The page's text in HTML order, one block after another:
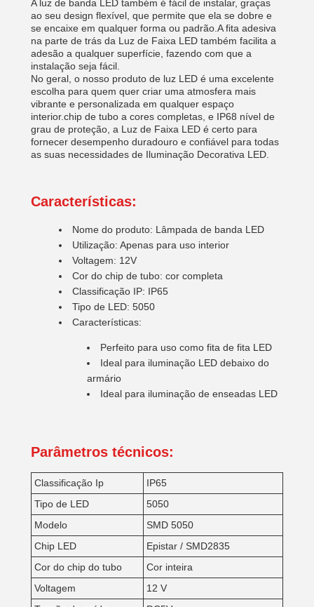
A luz de banda LED também é fácil de instalar, graças
ao seu design flexível, que permite que ela se dobre e
se encaixe em qualquer forma ou padrão.A fita adesiva
na parte de trás da Luz de Faixa LED também facilita a
adesão a qualquer superfície, fazendo com que a
instalação seja fácil.
No geral, o nosso produto de luz LED é uma excelente
escolha para quem quer criar uma atmosfera mais
vibrante e personalizada em qualquer espaço
interior.chip de tubo a cores completas, e IP68 nível de
grau de proteção, a Luz de Faixa LED é certo para
fornecer desempenho duradouro e confiável para todas
as suas necessidades de Iluminação Decorativa LED.
Características:
Nome do produto: Lâmpada de banda LED
Utilização: Apenas para uso interior
Voltagem: 12V
Cor do chip de tubo: cor completa
Classificação IP: IP65
Tipo de LED: 5050
Características:
Perfeito para uso como fita de fita LED
Ideal para iluminação LED debaixo do
armário
Ideal para iluminação de enseadas LED
Parâmetros técnicos:
Classificação Ip
IP65
Tipo de LED
5050
Modelo
SMD 5050
Chip LED
Epistar / SMD2835
Cor do chip do tubo
Cor inteira
Voltagem
12 V